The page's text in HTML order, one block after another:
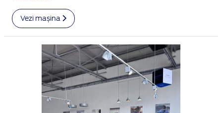
Vezi mașina